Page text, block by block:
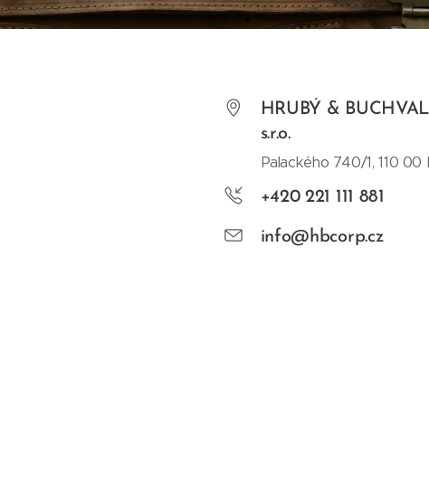
HRUBÝ &
s.r.o.
Palackého 740/1, 110 00
+420 221 111 881
info@hbcorp.cz